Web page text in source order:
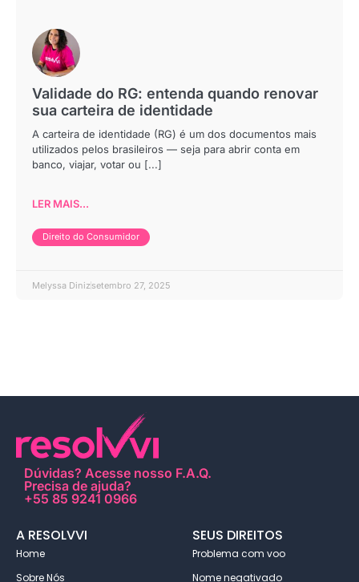
Validade do RG: entenda quando renovar
sua carteira de identidade
A carteira de identidade (RG) é um dos documentos mais
utilizados pelos brasileiros — seja para abrir conta em
banco, viajar, votar ou [...]
LER MAIS...
Direito do Consumidor
Melyssa Diniz setembro 27, 2025
Dúvidas? Acesse nosso F.A.Q.
Precisa de ajuda?
+55 85 9241 0966
A RESOLVVI
Home
Sobre Nós
SEUS DIREITOS
Problema com voo
Nome negativado